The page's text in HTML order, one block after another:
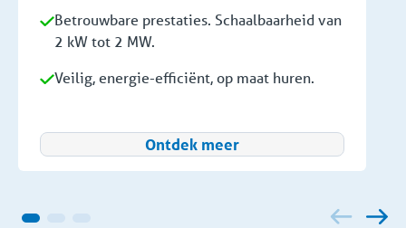
Betrouwbare prestaties. Schaalbaarheid van
2 kW tot 2 MW.
Veilig, energie-efficiënt, op maat huren.
Ontdek meer